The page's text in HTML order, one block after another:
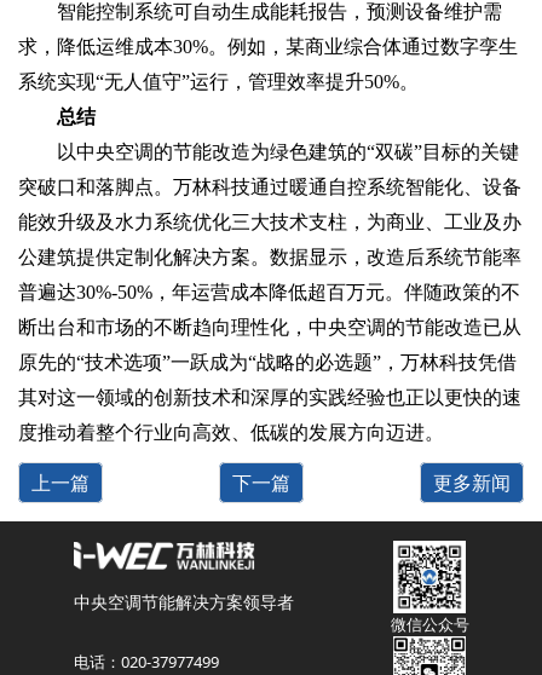
智能控制系统可自动生成能耗报告，预测设备维护需
求，降低运维成本30%。例如，某商业综合体通过数字孪生
系统实现“无人值守”运行，管理效率提升50%。
总结
以中央空调的节能改造为绿色建筑的“双碳”目标的关键
突破口和落脚点。万林科技通过暖通自控系统智能化、设备
能效升级及水力系统优化三大技术支柱，为商业、工业及办
公建筑提供定制化解决方案。数据显示，改造后系统节能率
普遍达30%-50%，年运营成本降低超百万元。伴随政策的不
断出台和市场的不断趋向理性化，中央空调的节能改造已从
原先的“技术选项”一跃成为“战略的必选题”，万林科技凭借
其对这一领域的创新技术和深厚的实践经验也正以更快的速
度推动着整个行业向高效、低碳的发展方向迈进。
上一篇 下一篇 更多新闻
中央空调节能解决方案领导者
电话：020-37977499
微信公众号